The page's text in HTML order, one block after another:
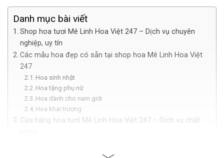
Danh mục bài viết
Shop hoa tươi Mê Linh Hoa Việt 247 – Dịch vụ chuyên
nghiệp, uy tín
Các mẫu hoa đẹp có sẵn tại shop hoa Mê Linh Hoa Việt
247
Hoa sinh nhật
Hoa tặng phụ nữ
Hoa dành cho nam giới
Hoa khai trương
Cửa hàng hoa tươi Mê Linh Hoa Việt 247 – Dịch vụ chất
Đảm bảo hoa luôn tươi mới